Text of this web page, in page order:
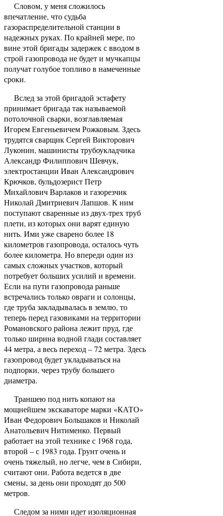
Словом, у меня сложилось
впечатление, что судьба
газораспределительной станции в
надежных руках. По крайней мере, по
вине этой бригады задержек с вводом в
строй газопровода не будет и мучкапцы
получат голубое топливо в намеченные
сроки.
Вслед за этой бригадой эстафету
принимает бригада так называемой
потолочной сварки, возглавляемая
Игорем Евгеньевичем Рожковым. Здесь
трудятся сварщик Сергей Викторович
Луконин, машинисты трубоукладчика
Александр Филиппович Шевчук,
электростанции Иван Александрович
Крючков, бульдозерист Петр
Михайлович Варлаков и газорезчик
Николай Дмитриевич Лапшов. К ним
поступают сваренные из двух-трех труб
плети, из которых они варят единую
нить. Ими уже сварено более 18
километров газопровода, осталось чуть
более километра. Но впереди один из
самых сложных участков, который
потребует больших усилий и времени.
Если на пути газопровода раньше
встречались только овраги и солонцы,
где труба закладывалась в землю, то
теперь перед газовиками на территории
Романовского района лежит пруд, где
только ширина водной глади составляет
44 метра, а весь переход – 72 метра. Здесь
газопровод будет укладываться на
подпорки, через трубу большего
диаметра.
Траншею под нить копают на
мощнейшем экскаваторе марки «КАТО»
Иван Федорович Большаков и Николай
Анатольевич Нитименко. Первый
работает на этой технике с 1968 года,
второй – с 1983 года. Грунт очень и
очень тяжелый, но легче, чем в Сибири,
считают они. Работа ведется в две
смены, за день они проходят до 500
метров.
Следом за ними идет изоляционная